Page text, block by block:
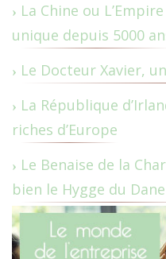
La Chine ou
unique depuis 5000
Le Docteur Xavier,
La République
riches d’Europe
Le Benaise de la
bien le Hygge du